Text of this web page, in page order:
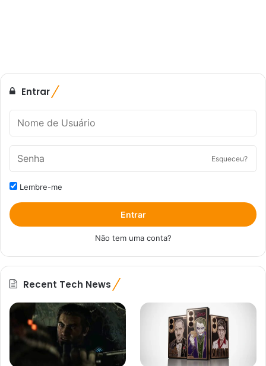
Entrar
Esqueceu?
Lembre-me
Entrar
Não tem uma conta?
Recent Tech News